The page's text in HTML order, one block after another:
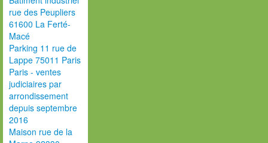
rue des Peupliers
61600 La Ferté-
Macé
Parking 11 rue de
Lappe 75011 Paris
Paris - ventes
judiciaires par
arrondissement
depuis septembre
2016
Maison rue de la